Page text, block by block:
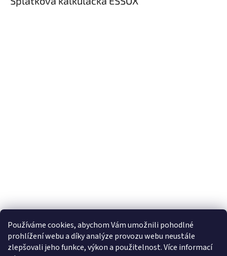
Používáme cookies, abychom Vám umožnili pohodlné
prohlížení webu a díky analýze provozu webu neustále
zlepšovali jeho funkce, výkon a použitelnost. Více informací